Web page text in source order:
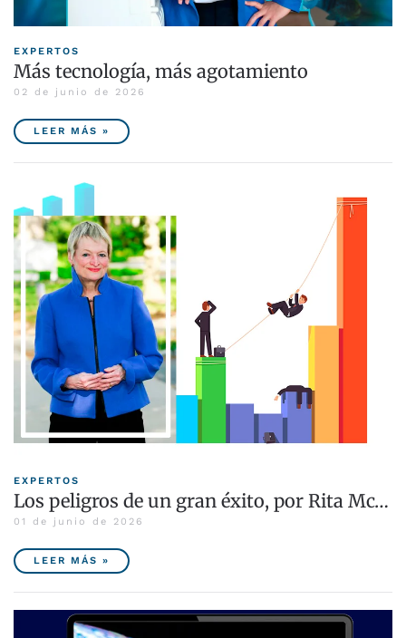
EXPERTOS
Más tecnología, más agotamiento
02 de junio de 2026
LEER MÁS »
EXPERTOS
Los peligros de un gran éxito, por Rita Mc…
01 de junio de 2026
LEER MÁS »